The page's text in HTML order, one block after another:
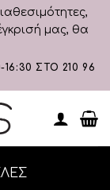
μας, θα
ΣΤΟ 210 96